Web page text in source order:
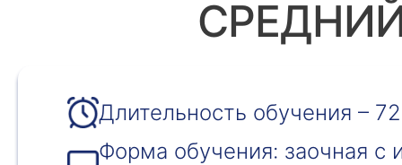
Длительность обучения –
Форма обучения: заочная с